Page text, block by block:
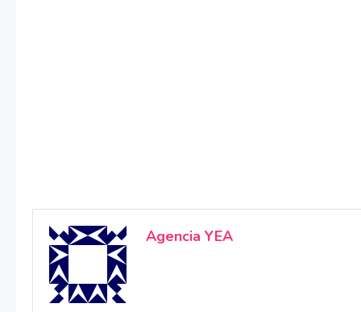
Agencia YEA